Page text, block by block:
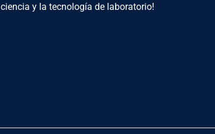
ciencia y la tecnología de laboratorio!